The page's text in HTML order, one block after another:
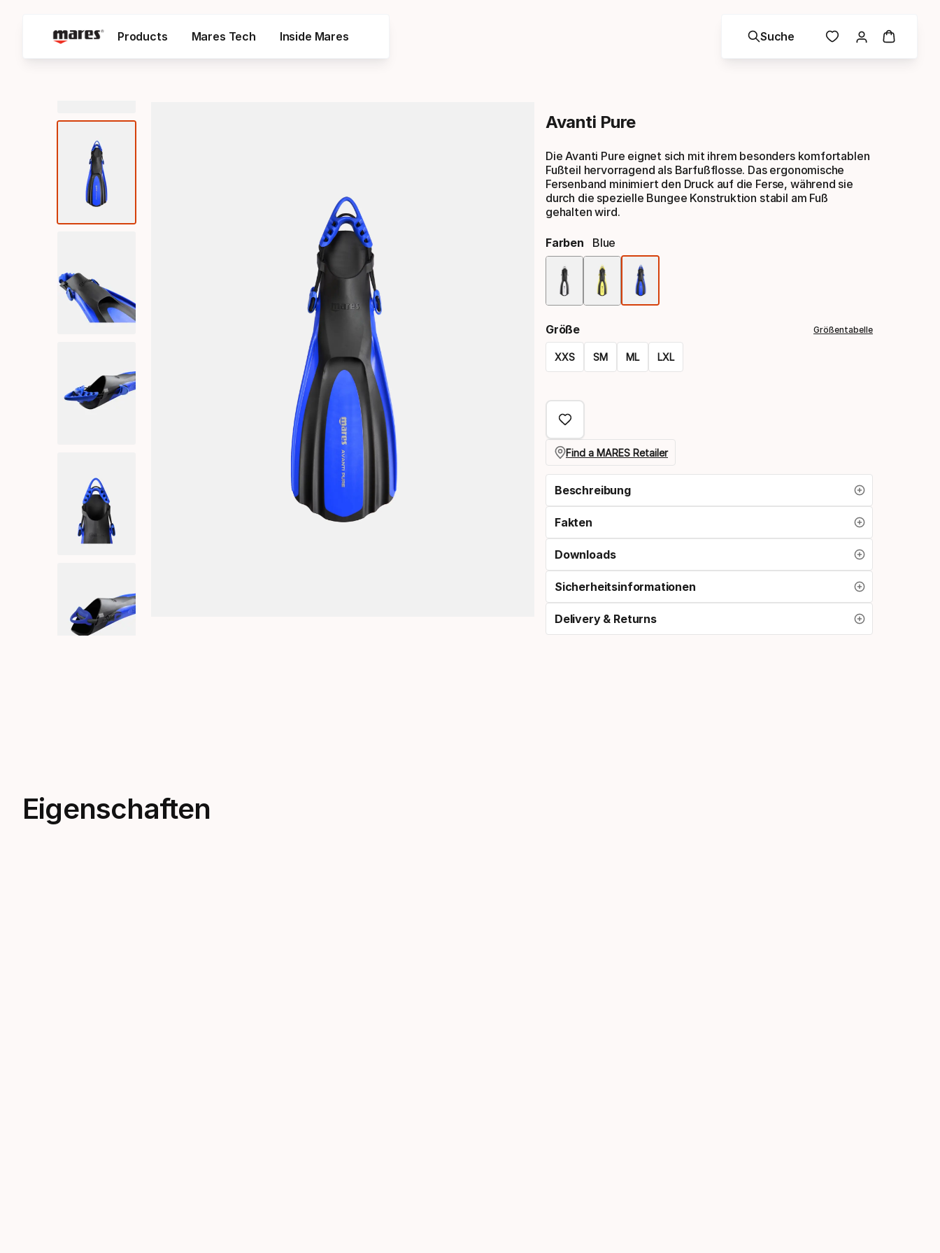
Products Mares Tech Inside Mares Suche
Avanti Pure
Die Avanti Pure eignet sich mit ihrem besonders komfortablen
Fußteil hervorragend als Barfußflosse. Das ergonomische
Fersenband minimiert den Druck auf die Ferse, während sie
durch die spezielle Bungee Konstruktion stabil am Fuß
gehalten wird.
Farben Blue
Größe Größentabelle
XXS SM ML LXL
Option
Find a MARES Retailer
Beschreibung
Fakten
Downloads
Sicherheitsinformationen
Delivery & Returns
Eigenschaften